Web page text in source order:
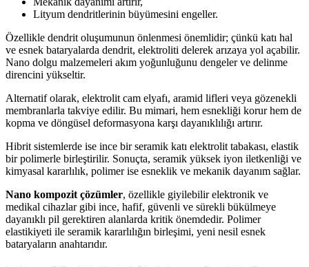
Lityum dendritlerinin büyümesini engeller.
Özellikle dendrit oluşumunun önlenmesi önemlidir; çünkü katı hal
ve esnek bataryalarda dendrit, elektroliti delerek arızaya yol açabilir.
Nano dolgu malzemeleri akım yoğunluğunu dengeler ve delinme
direncini yükseltir.
Alternatif olarak, elektrolit cam elyafı, aramid lifleri veya gözenekli
membranlarla takviye edilir. Bu mimari, hem esnekliği korur hem de
kopma ve döngüsel deformasyona karşı dayanıklılığı artırır.
Hibrit sistemlerde ise ince bir seramik katı elektrolit tabakası, elastik
bir polimerle birleştirilir. Sonuçta, seramik yüksek iyon iletkenliği ve
kimyasal kararlılık, polimer ise esneklik ve mekanik dayanım sağlar.
Nano kompozit çözümler, özellikle giyilebilir elektronik ve
medikal cihazlar gibi ince, hafif, güvenli ve sürekli bükülmeye
dayanıklı pil gerektiren alanlarda kritik önemdedir. Polimer
elastikiyeti ile seramik kararlılığın birleşimi, yeni nesil esnek
bataryaların anahtarıdır.